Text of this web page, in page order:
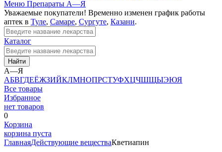
Меню Препараты А—Я
Уважаемые покупатели! Временно изменен график работы
аптек в Туле, Самаре, Сургуте, Казани.
Каталог
Найти
А—Я
АБВГДЕЁЖЗИЙКЛМНОПРСТУФХЦЧШЩЫЭЮЯ
Все товары
Избранное
нет товаров
0
Корзина
корзина пуста
ГлавнаяДействующие веществаКветиапин